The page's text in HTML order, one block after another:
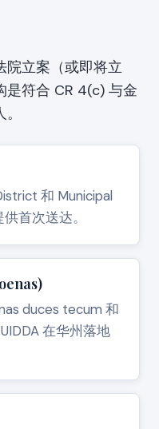
院立案（或即将立
是符合 CR 4(c) 与金
和 Municipal
首次送达。
duces tecum 和
在华州落地